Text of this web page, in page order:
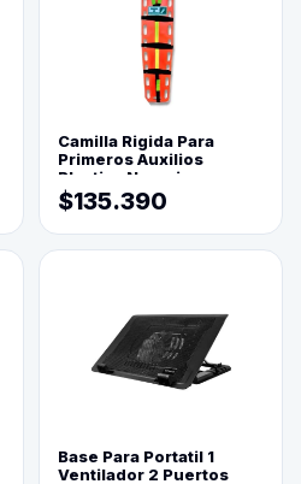
Camilla Rigida Para
Primeros Auxilios
Plastica Naranja
$135.390
Base Para Portatil 1
Ventilador 2 Puertos